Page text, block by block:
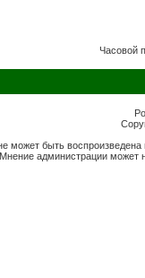
Часовой
может быть
Мнение администрации может